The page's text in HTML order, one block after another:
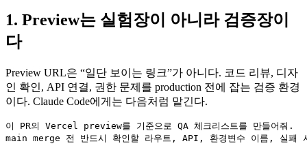
1. Preview는 실험장이 아니라 검증장이
다
Preview URL은 “일단 보이는 링크”가 아니다. 코드 리뷰, 디자
인 확인, API 연결, 권한 문제를 production 전에 잡는 검증 환경
이다. Claude Code에게는 다음처럼 맡긴다.
이 PR의 Vercel preview를 기준으로 QA 체크리스트를 만들어줘.
main merge 전 반드시 확인할 라우트, API, 환경변수 이름, 실